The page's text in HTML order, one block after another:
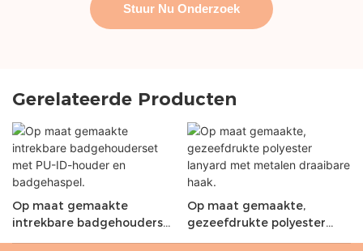
Stuur Nu Onderzoek
Gerelateerde Producten
Op maat gemaakte
intrekbare badgehouderset
met PU-ID-houder en
Op maat gemaakte,
gezeefdrukte polyester
lanyard met metalen